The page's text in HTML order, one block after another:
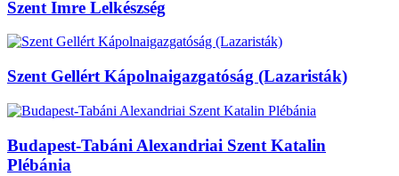
Szent Imre Lelkészség
Szent Gellért Kápolnaigazgatóság (Lazaristák)
Budapest-Tabáni Alexandriai Szent Katalin
Plébánia